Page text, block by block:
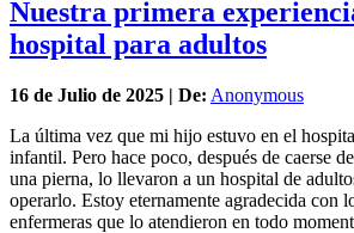
Nuestra primera
hospital para adultos
16 de Julio de 2025 | De: Anonymous
La última vez que mi hijo estuvo en el
infantil. Pero hace poco, después de caerse
una pierna, lo llevaron a un hospital de
operarlo. Estoy eternamente agradecida con
enfermeras que lo atendieron en todo